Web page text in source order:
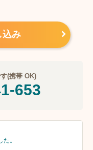
込み
(携帯 OK)
653
。